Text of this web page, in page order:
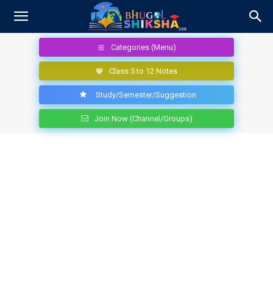
Categories (Menu)
Class 5 to 12 Notes
Study/Semester/Suggestion
Join Now (Channel/Groups)